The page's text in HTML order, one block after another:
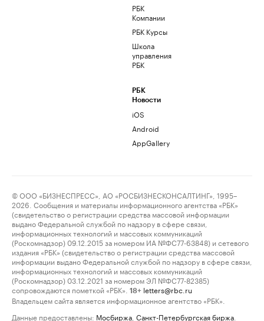
РБК
Компании
РБК Курсы
Школа
управления
РБК
РБК
Новости
iOS
Android
AppGallery
© ООО «БИЗНЕСПРЕСС», АО «РОСБИЗНЕСКОНСАЛТИНГ», 1995–
2026. Сообщения и материалы информационного агентства «РБК»
(свидетельство о регистрации средства массовой информации
выдано Федеральной службой по надзору в сфере связи,
информационных технологий и массовых коммуникаций
(Роскомнадзор) 09.12.2015 за номером ИА №ФС77-63848) и сетевого
издания «РБК» (свидетельство о регистрации средства массовой
информации выдано Федеральной службой по надзору в сфере связи,
информационных технологий и массовых коммуникаций
(Роскомнадзор) 03.12.2021 за номером ЭЛ №ФС77-82385)
сопровождаются пометкой «РБК».
18+ letters@rbc.ru
Владельцем сайта является информационное агентство «РБК».
Данные предоставлены: Мосбиржа Санкт-Петербургская биржа